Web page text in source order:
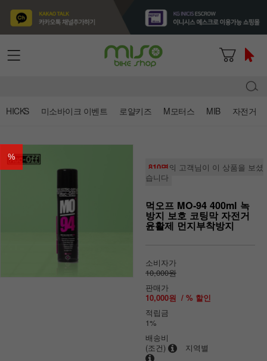
HICKS 미소바이크 이벤트 로얄키즈 M모터스 MIB 자전거
%
810명의 고객님이 이 상품을 보셨
습니다
먹오프 MO-94 400ml 녹
방지 보호 코팅막 자전거
윤활제 먼지부착방지
소비자가
10,000원
판매가
10,000원 / % 할인
적립금
1%
배송비
(조건)
지역별